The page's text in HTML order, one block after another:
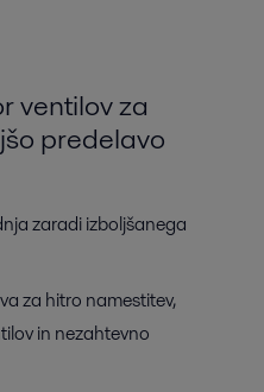
ventilov za
predelavo
zaradi izboljšanega
za hitro namestitev,
in nezahtevno